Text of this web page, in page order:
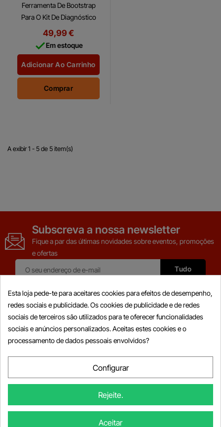
Ferramenta De Bootstrap
Para O Kit De Diagnóstico
Envirude A ferramenta de
bootstrap (brp p/n 586551)
é uma ferramenta da
envirude para atualização...
49,99 €
Em estoque
Adicionar Ao Carrinho
Comprar
A exibir 1 - 5 de 5 item(s)
Subscreva a nossa newsletter
Fique a par das últimas novidades sobre eventos, promoções
e ofertas
Produtos
Informações
Informações Sobre A Loja 
© Direitos de autor 2026 Powersports-diag.com (Intercoding INC),
Esta loja pede-te para aceitares cookies para efeitos de desempenho,
redes sociais e publicidade. Os cookies de publicidade e de redes
sociais de terceiros são utilizados para te oferecer funcionalidades
sociais e anúncios personalizados. Aceitas estes cookies e o
processamento de dados pessoais envolvidos?
Configurar
Rejeite.
Aceitar